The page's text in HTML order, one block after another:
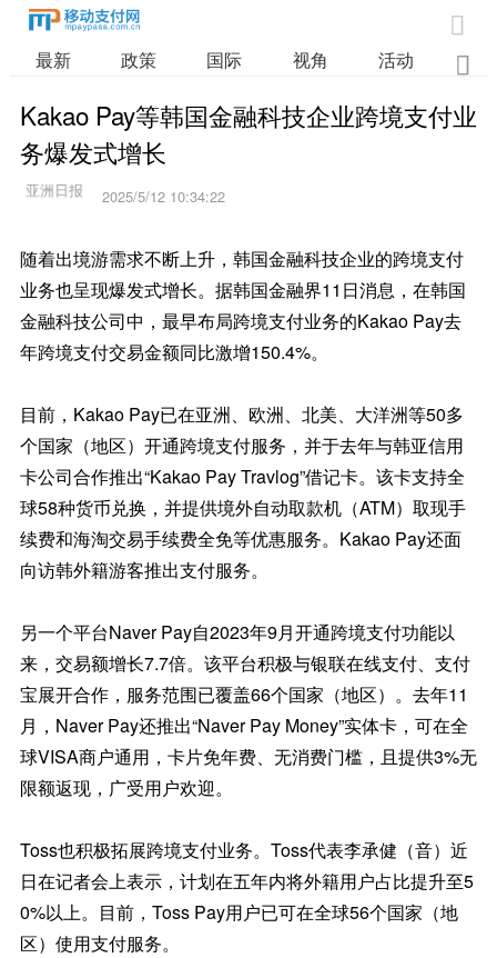

最新 政策 国际 视角 活动 业

Kakao Pay等韩国金融科技企业跨境支付业
务爆发式增长
2025/5/12 10:34:22
随着出境游需求不断上升，韩国金融科技企业的跨境支付
业务也呈现爆发式增长。据韩国金融界11日消息，在韩国
金融科技公司中，最早布局跨境支付业务的Kakao Pay去
年跨境支付交易金额同比激增150.4%。
目前，Kakao Pay已在亚洲、欧洲、北美、大洋洲等50多
个国家（地区）开通跨境支付服务，并于去年与韩亚信用
卡公司合作推出“Kakao Pay Travlog”借记卡。该卡支持全
球58种货币兑换，并提供境外自动取款机（ATM）取现手
续费和海淘交易手续费全免等优惠服务。Kakao Pay还面
向访韩外籍游客推出支付服务。
另一个平台Naver Pay自2023年9月开通跨境支付功能以
来，交易额增长7.7倍。该平台积极与银联在线支付、支付
宝展开合作，服务范围已覆盖66个国家（地区）。去年11
月，Naver Pay还推出“Naver Pay Money”实体卡，可在全
球VISA商户通用，卡片免年费、无消费门槛，且提供3%无
限额返现，广受用户欢迎。
Toss也积极拓展跨境支付业务。Toss代表李承健（音）近
日在记者会上表示，计划在五年内将外籍用户占比提升至5
0%以上。目前，Toss Pay用户已可在全球56个国家（地
区）使用支付服务。